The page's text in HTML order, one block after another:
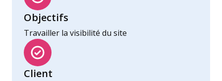
Objectifs
Travailler la visibilité du site
Client